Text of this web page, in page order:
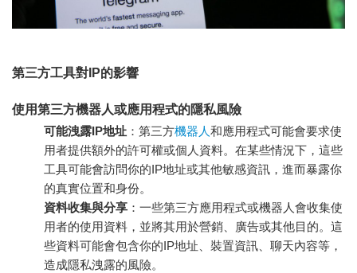
第三方工具對IP的影響
使用第三方機器人或應用程式的隱私風險
可能洩露IP地址 ：第三方機器人和應用程式可能會要求使
用者提供額外的許可權或個人資料。在某些情況下，這些
工具可能會訪問你的IP地址或其他敏感資訊，進而暴露你
的真實位置和身份。
資料收集與分享 ：一些第三方應用程式或機器人會收集使
用者的使用資料，並將其用於營銷、廣告或其他目的。這
些資料可能會包含你的IP地址、裝置資訊、聊天內容等，
造成隱私洩露的風險。